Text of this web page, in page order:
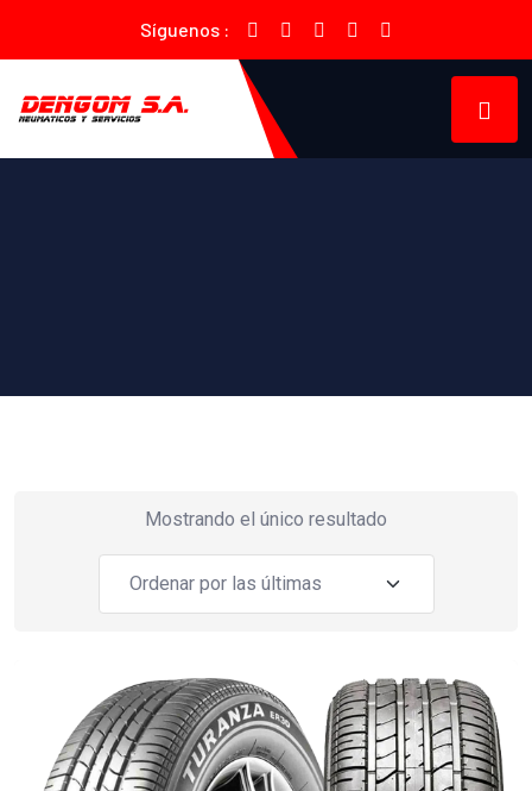
Síguenos :
Mostrando el único resultado